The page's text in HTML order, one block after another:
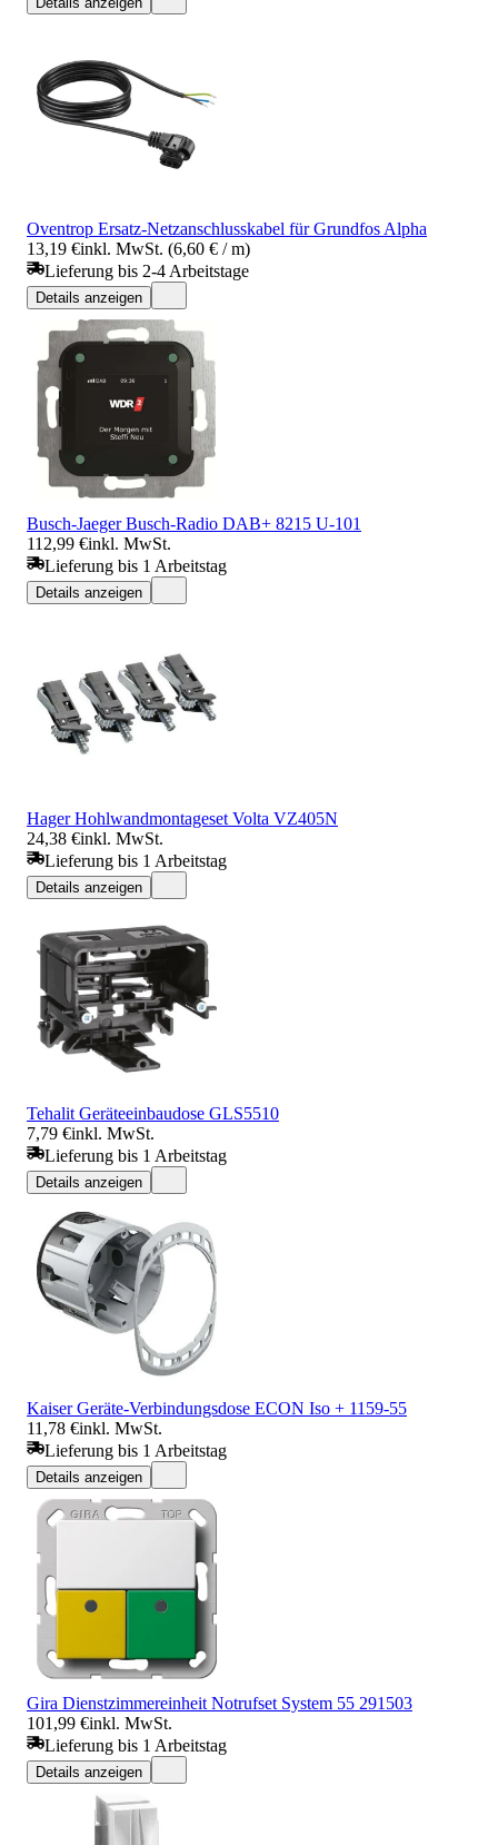
Oventrop Ersatz-Netzanschlusskabel für Grundfos Alpha
13,19 €inkl. MwSt. (6,60 € / m)
Lieferung bis 2-4 Arbeitstage
Details anzeigen
Busch-Jaeger Busch-Radio DAB+ 8215 U-101
112,99 €inkl. MwSt.
Lieferung bis 1 Arbeitstag
Details anzeigen
Hager Hohlwandmontageset Volta VZ405N
24,38 €inkl. MwSt.
Lieferung bis 1 Arbeitstag
Details anzeigen
Tehalit Geräteeinbaudose GLS5510
7,79 €inkl. MwSt.
Lieferung bis 1 Arbeitstag
Details anzeigen
Kaiser Geräte-Verbindungsdose ECON Iso + 1159-55
11,78 €inkl. MwSt.
Lieferung bis 1 Arbeitstag
Details anzeigen
Gira Dienstzimmereinheit Notrufset System 55 291503
101,99 €inkl. MwSt.
Lieferung bis 1 Arbeitstag
Details anzeigen